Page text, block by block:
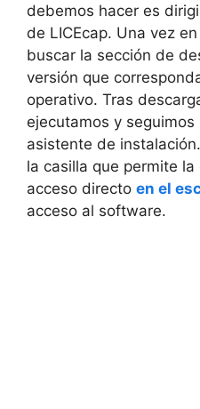
debemos hacer es
de LICEcap. Una vez
buscar la sección de
versión que
operativo. Tras
ejecutamos y
asistente de
la casilla que permite
acceso directo en el
acceso al software.